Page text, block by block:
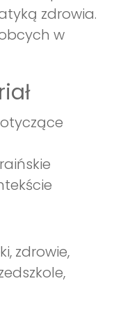
zdrowia.
w
zdrowie,